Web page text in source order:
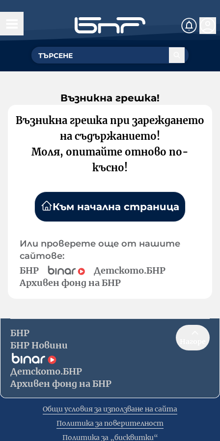
Възникна грешка!
Възникна грешка при зареждането
на съдържанието!
Моля, опитайте отново по-
късно!
Към начална страница
Или проверете още от нашите
сайтове:
БНР
Детското.БНР
Архивен фонд на БНР
БНР
БНР Новини
Детското.БНР
Архивен фонд на БНР
Общи условия за използване на сайта
Политика за поверителност
Политика за „бисквитки“